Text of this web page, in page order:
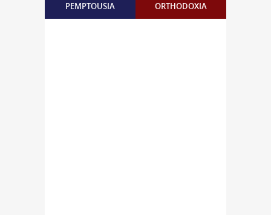
PEMPTOUSIA ORTHODOXIA